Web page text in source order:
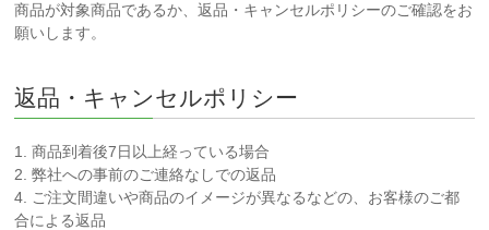
商品が対象商品であるか、返品・キャンセルポリシーのご確認をお
願いします。
返品・キャンセルポリシー
1. 商品到着後7日以上経っている場合
2. 弊社への事前のご連絡なしでの返品
4. ご注文間違いや商品のイメージが異なるなどの、お客様のご都
合による返品